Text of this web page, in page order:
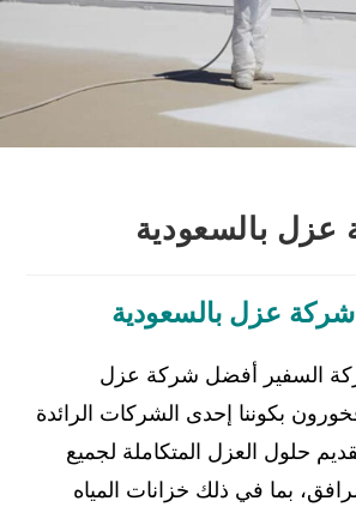
بالسعودية
عزل بالسعودية
السفير أفضل شركة عزل
بكوننا إحدى الشركات الرائدة
حلول العزل المتكاملة لجميع
بما في ذلك خزانات المياه